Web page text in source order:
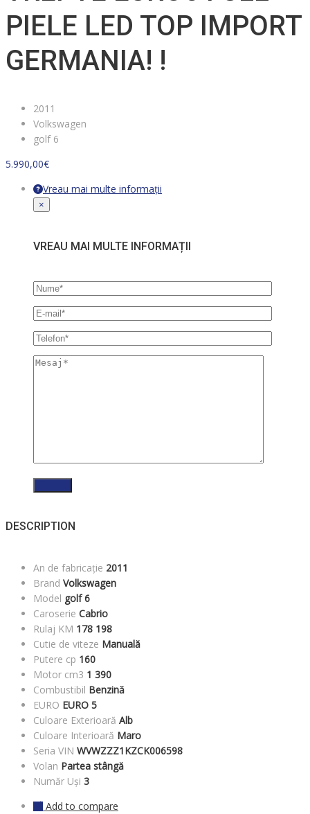
PIELE LED TOP IMPORT
GERMANIA! !
2011
Volkswagen
golf 6
5.990,00€
Vreau mai multe informații
×
VREAU MAI MULTE INFORMAȚII
DESCRIPTION
An de fabricație 2011
Brand Volkswagen
Model golf 6
Caroserie Cabrio
Rulaj KM 178 198
Cutie de viteze Manuală
Putere cp 160
Motor cm3 1 390
Combustibil Benzină
EURO EURO 5
Culoare Exterioară Alb
Culoare Interioară Maro
Seria VIN WVWZZZ1KZCK006598
Volan Partea stângă
Număr Uși 3
Add to compare